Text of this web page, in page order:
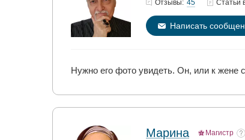
Отзывы: 45 Статьи
Написать
Нужно его фото увидеть. Он, или к жене
Марина Магистр